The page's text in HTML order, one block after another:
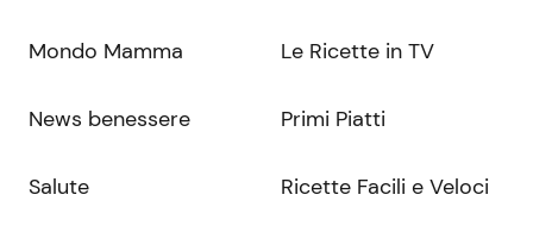
Mondo Mamma
News benessere
Salute
Le Ricette in TV
Primi Piatti
Ricette Facili e Veloci